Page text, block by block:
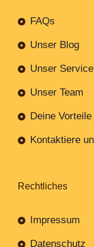
FAQs
Unser Blog
Unser Service
Unser Team
Deine Vorteile
Kontaktiere
Rechtliches
Impressum
Datenschutz